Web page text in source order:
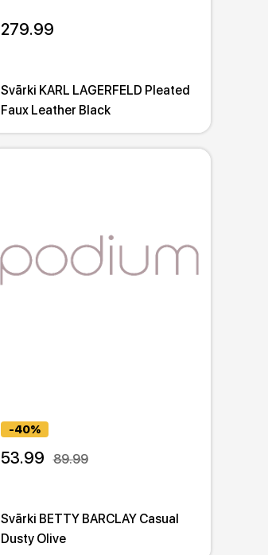
279.99
Svārki KARL LAGERFELD Pleated
Faux Leather Black
-40%
53.99 89.99
Svārki BETTY BARCLAY Casual
Dusty Olive